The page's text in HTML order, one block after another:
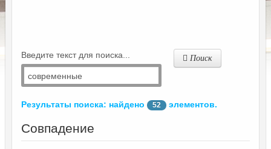
Введите текст для поиска... Поиск
Результаты поиска: найдено 52 элементов.
Совпадение